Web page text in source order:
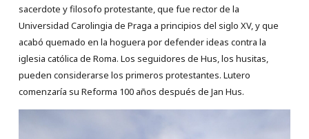
sacerdote y filosofo protestante, que fue rector de la
Universidad Carolingia de Praga a principios del siglo XV, y que
acabó quemado en la hoguera por defender ideas contra la
iglesia católica de Roma. Los seguidores de Hus, los husitas,
pueden considerarse los primeros protestantes. Lutero
comenzaría su Reforma 100 años después de Jan Hus.